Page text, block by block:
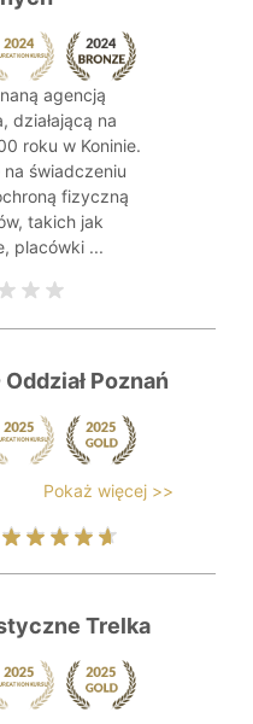
agencją
działającą na
roku w Koninie.
świadczeniu
fizyczną
takich jak
placówki ...
Poznań
Pokaż więcej >>
Trelka